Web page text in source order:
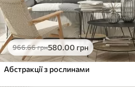
966.66грн580.00 грн
Абстракції з рослинами